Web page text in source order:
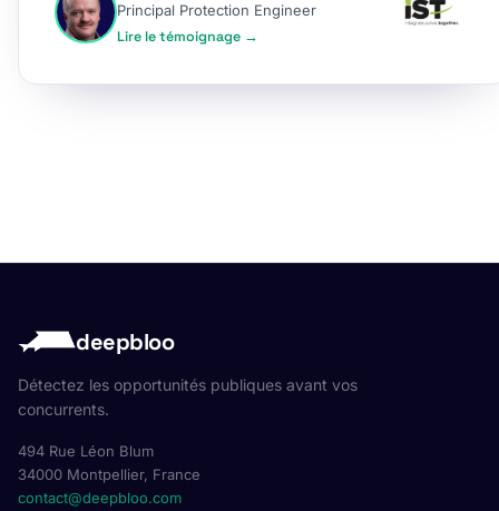
Principal Protection Engineer
Lire le témoignage →
deepbloo
Détectez les opportunités publiques avant vos
concurrents.
494 Rue Léon Blum
34000 Montpellier, France
contact@deepbloo.com